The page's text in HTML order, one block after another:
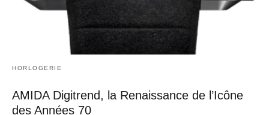
HORLOGERIE
AMIDA Digitrend, la Renaissance de l’Icône
des Années 70